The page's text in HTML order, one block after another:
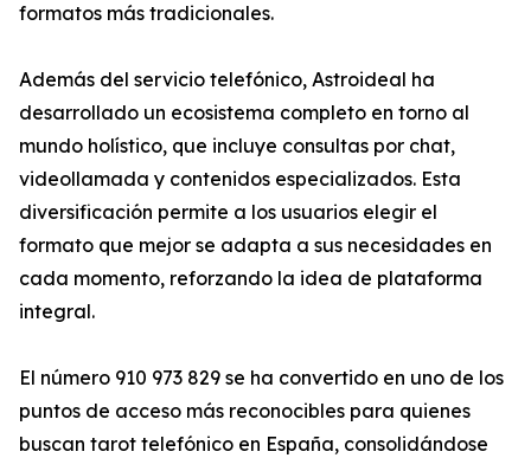
formatos más tradicionales.
Además del servicio telefónico, Astroideal ha
desarrollado un ecosistema completo en torno al
mundo holístico, que incluye consultas por chat,
videollamada y contenidos especializados. Esta
diversificación permite a los usuarios elegir el
formato que mejor se adapta a sus necesidades en
cada momento, reforzando la idea de plataforma
integral.
El número 910 973 829 se ha convertido en uno de los
puntos de acceso más reconocibles para quienes
buscan tarot telefónico en España, consolidándose